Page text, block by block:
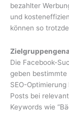
bezahlter
und
können so
Die Facebook-
geben
SEO-
Posts bei
Keywords wie